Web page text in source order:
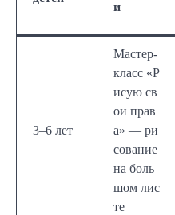
и
3–6 лет
Мастер-
класс «Р
исую св
ои прав
а» — ри
сование
на боль
шом лис
те